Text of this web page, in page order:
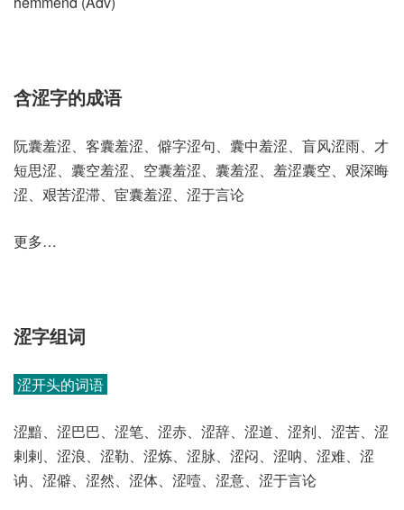
含涩字的成语
阮囊羞涩、客囊羞涩、僻字涩句、囊中羞涩、盲风涩雨、才
短思涩、囊空羞涩、空囊羞涩、囊羞涩、羞涩囊空、艰深晦
涩、艰苦涩滞、宦囊羞涩、涩于言论
更多…
涩字组词
涩开头的词语
涩黯、涩巴巴、涩笔、涩赤、涩辞、涩道、涩剂、涩苦、涩
剌剌、涩浪、涩勒、涩炼、涩脉、涩闷、涩呐、涩难、涩
讷、涩僻、涩然、涩体、涩噎、涩意、涩于言论